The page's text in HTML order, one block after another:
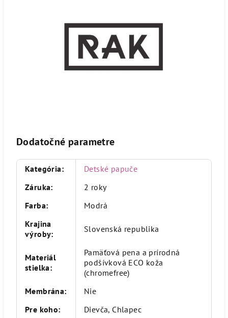
Dodatočné parametre
Kategória:
Detské papuče
Záruka:
2 roky
Farba:
Modrá
Krajina
výroby: Slovenská republika
Materiál
stielka:
Pamäťová pena a prírodná
podšívková ECO koža
(chromefree)
Membrána:
Nie
Pre koho: Dievča, Chlapec